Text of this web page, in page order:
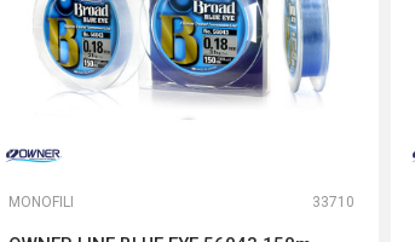
MONOFILI 33710